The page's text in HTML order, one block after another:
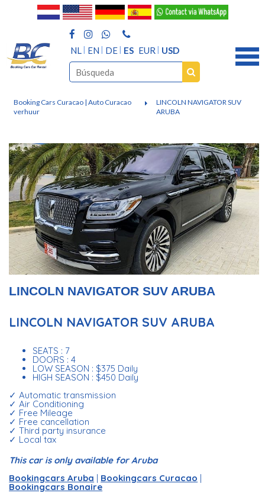
NL EN DE ES EUR USD
Booking Cars Curacao | Auto Curacao
verhuur
LINCOLN NAVIGATOR SUV
ARUBA
LINCOLN NAVIGATOR SUV ARUBA
LINCOLN NAVIGATOR SUV ARUBA
SEATS : 7
DOORS : 4
LOW SEASON : $375 Daily
HIGH SEASON : $450 Daily
✓ Automatic transmission
✓ Air Conditioning
✓ Free Mileage
✓ Free cancellation
✓ Third party insurance
✓ Local tax
This car is only available for Aruba
Bookingcars Aruba | Bookingcars Curacao |
Bookingcars Bonaire